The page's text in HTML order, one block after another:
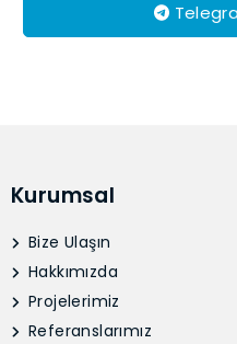
Kurumsal
Bize Ulaşın
Hakkımızda
Projelerimiz
Referanslarımız